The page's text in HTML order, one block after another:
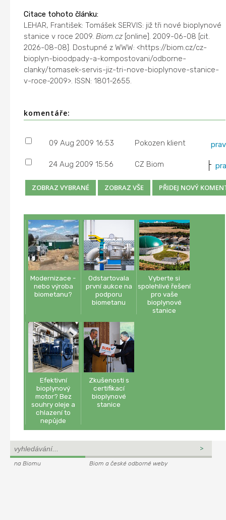
Citace tohoto článku:
LEHAR, František: Tomášek SERVIS: již tři nové bioplynové
stanice v roce 2009.Biom.cz [online]. 2009-06-08 [cit.
2026-08-08]. Dostupné z WWW: <https://biom.cz/cz-
bioplyn-bioodpady-a-kompostovani/odborne-
clanky/tomasek-servis-jiz-tri-nove-bioplynove-stanice-
v-roce-2009>. ISSN: 1801-2655.
komentáře:
09 Aug 2009 16:53 Pokozen klient
24 Aug 2009 15:56 CZ Biom
Modernizace -
nebo výroba
biometanu?
Odstartovala
první aukce na
podporu
biometanu
Vyberte si
spolehlivé řešení
pro vaše
bioplynové
stanice
Efektivní
bioplynový
motor? Bez
souhry oleje a
chlazení to
nepůjde
Zkušenosti s
certifikací
bioplynové
stanice
na Biomu Biom a české odborné weby